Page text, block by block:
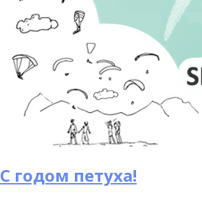
С годом петуха!